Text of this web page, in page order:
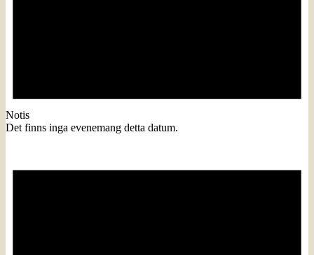
Notis
Det finns inga evenemang detta datum.